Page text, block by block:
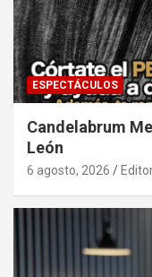
ESPECTÁCULOS
Candelabrum
León
6 agosto, 2026